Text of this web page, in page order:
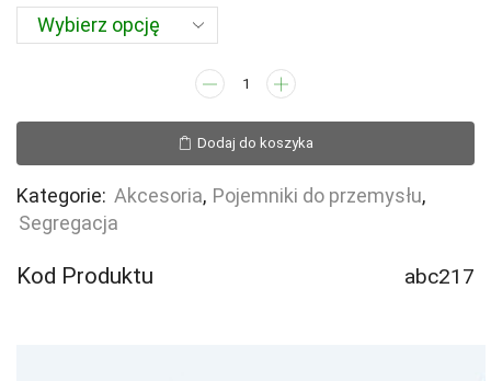
ilość
plomba
do
beczek
Dodaj do koszyka
Kategorie: Akcesoria, Pojemniki do przemysłu,
Segregacja
Kod Produktu abc217